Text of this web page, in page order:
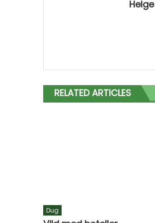
Helge
RELATED ARTICLES
Dug